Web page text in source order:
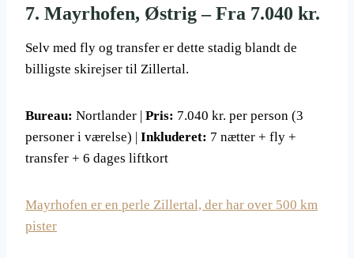
7. Mayrhofen, Østrig – Fra 7.040 kr.
Selv med fly og transfer er dette stadig blandt de
billigste skirejser til Zillertal.
Bureau: Nortlander | Pris: 7.040 kr. per person (3
personer i værelse) | Inkluderet: 7 nætter + fly +
transfer + 6 dages liftkort
Mayrhofen er en perle Zillertal, der har over 500 km
pister